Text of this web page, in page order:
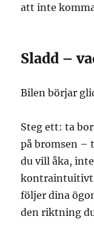
att inte
Sladd –
Bilen börjar
Steg ett: ta
på bromsen –
du vill åka,
kontraintuitivt
följer dina
den riktning